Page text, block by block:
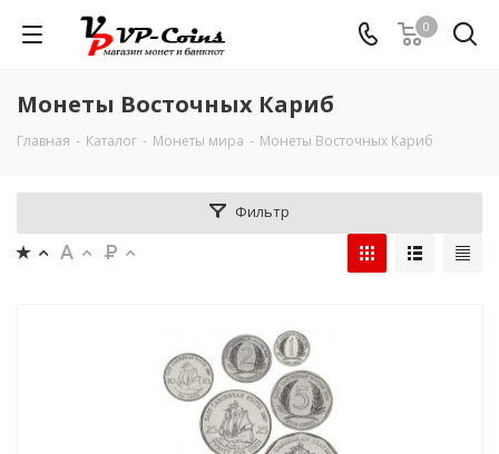
0
Монеты Восточных Кариб
Главная - Каталог - Монеты мира - Монеты Восточных Кариб
Фильтр